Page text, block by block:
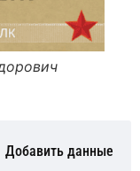
Добавить данные